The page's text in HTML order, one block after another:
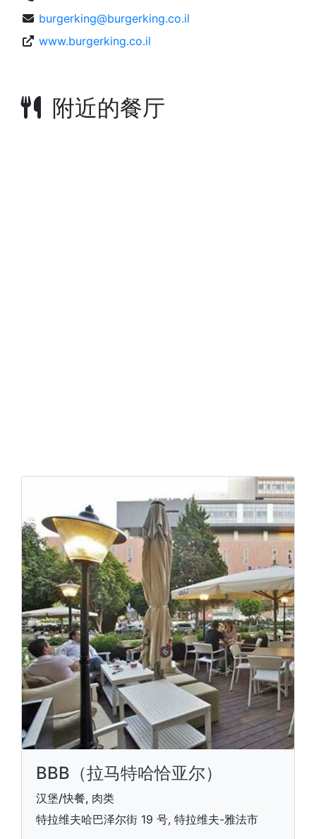
burgerking@burgerking.co.il
www.burgerking.co.il
附近的餐厅
BBB（拉马特哈恰亚尔）
汉堡/快餐, 肉类
特拉维夫哈巴泽尔街 19 号, 特拉维夫-雅法市